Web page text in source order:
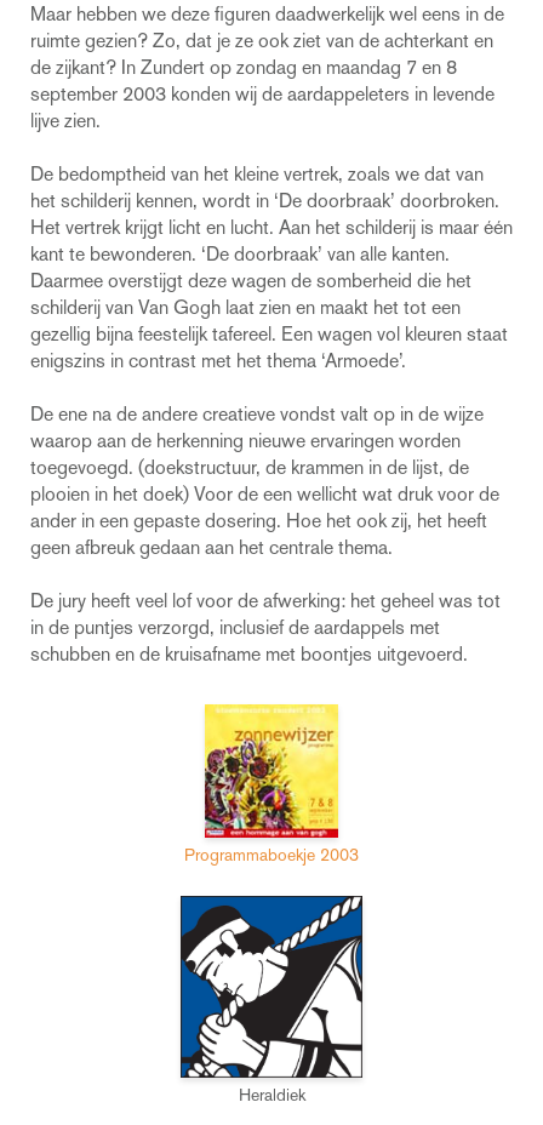
Maar hebben we deze figuren daadwerkelijk wel eens in de
ruimte gezien? Zo, dat je ze ook ziet van de achterkant en
de zijkant? In Zundert op zondag en maandag 7 en 8
september 2003 konden wij de aardappeleters in levende
lijve zien.
De bedomptheid van het kleine vertrek, zoals we dat van
het schilderij kennen, wordt in ‘De doorbraak’ doorbroken.
Het vertrek krijgt licht en lucht. Aan het schilderij is maar één
kant te bewonderen. ‘De doorbraak’ van alle kanten.
Daarmee overstijgt deze wagen de somberheid die het
schilderij van Van Gogh laat zien en maakt het tot een
gezellig bijna feestelijk tafereel. Een wagen vol kleuren staat
enigszins in contrast met het thema ‘Armoede’.
De ene na de andere creatieve vondst valt op in de wijze
waarop aan de herkenning nieuwe ervaringen worden
toegevoegd. (doekstructuur, de krammen in de lijst, de
plooien in het doek) Voor de een wellicht wat druk voor de
ander in een gepaste dosering. Hoe het ook zij, het heeft
geen afbreuk gedaan aan het centrale thema.
De jury heeft veel lof voor de afwerking: het geheel was tot
in de puntjes verzorgd, inclusief de aardappels met
schubben en de kruisafname met boontjes uitgevoerd.
Programmaboekje 2003
Heraldiek